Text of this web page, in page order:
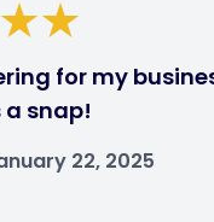
for my
snap!
22, 2025